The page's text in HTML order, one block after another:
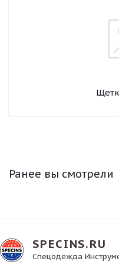
Ранее вы смотрели
SPECINS.RU
Спецодежда